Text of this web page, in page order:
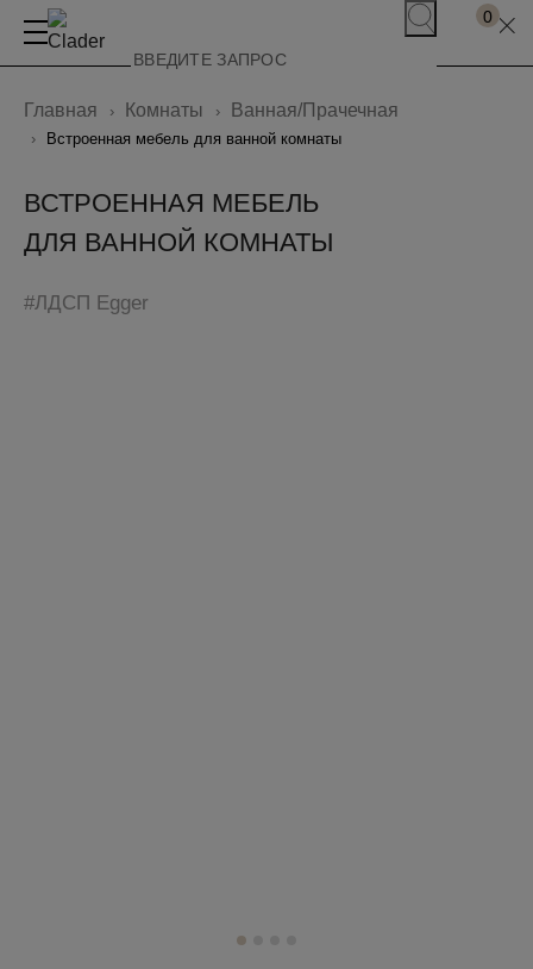
0
Главная Комнаты Ванная/Прачечная
Встроенная мебель для ванной комнаты
ВСТРОЕННАЯ МЕБЕЛЬ
ДЛЯ ВАННОЙ КОМНАТЫ
#ЛДСП Egger